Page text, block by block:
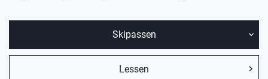
Skipassen
Lessen